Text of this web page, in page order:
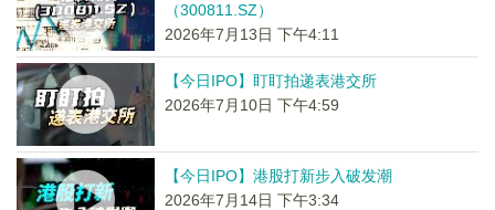
（300811.SZ）
2026年7月13日 下午4:11
【今日IPO】盯盯拍递表港交所
2026年7月10日 下午4:59
【今日IPO】港股打新步入破发潮
2026年7月14日 下午3:34